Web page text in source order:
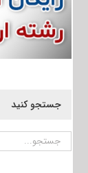
جستجو کنید
جستجو